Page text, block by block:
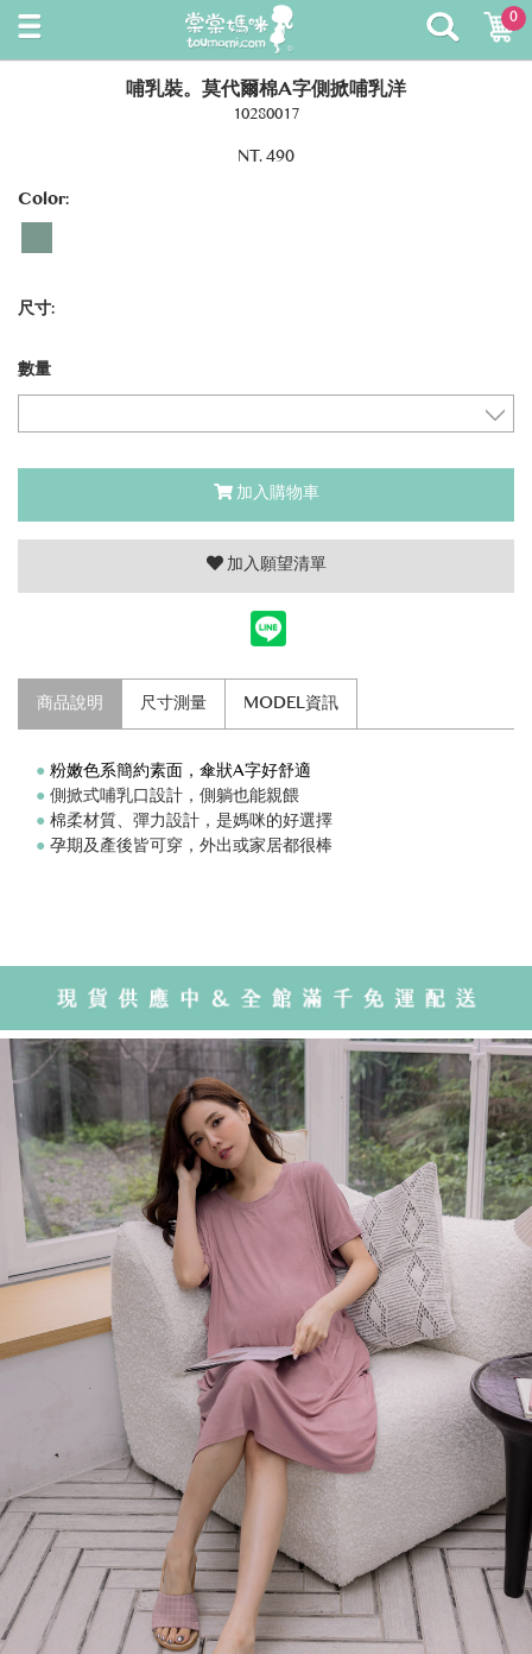
0
哺乳裝。莫代爾棉A字側掀哺乳洋
10280017
NT. 490
Color:
尺寸:
數量
加入購物車
加入願望清單
商品說明 尺寸測量 MODEL資訊
● 粉嫩色系簡約素面，傘狀A字好舒適
● 側掀式哺乳口設計，側躺也能親餵
● 棉柔材質、彈力設計，是媽咪的好選擇
● 孕期及產後皆可穿，外出或家居都很棒